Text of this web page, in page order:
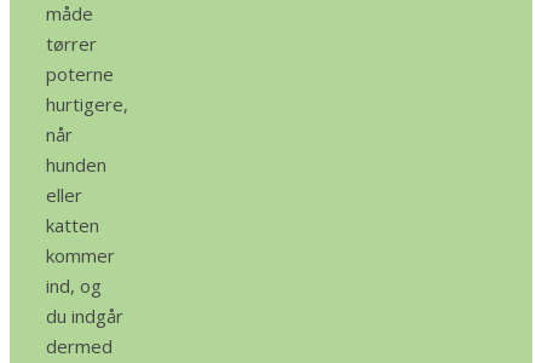
måde
tørrer
poterne
hurtigere,
når
hunden
eller
katten
kommer
ind, og
du indgår
dermed